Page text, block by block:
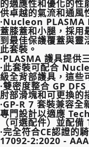
的適應性和優化的性
供卓越的氣流和通風
·Nucleon PLASMA
蓋膝蓋和小腿，採用
到最佳保護覆蓋與靈
此套裝。
·PLASMA 護具提供
·此套裝可配合
級全背部護具，這些
·雙密度整合 GP
肘部滑塊和可更換的
·GP-R 7 套裝兼容
專門設計以適應
（可選配件）並配
·完全符合CE認證的
17092-2:2020 - AAA